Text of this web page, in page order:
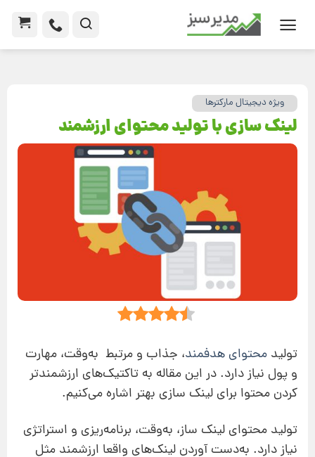
ویژه دیجیتال مارکترها
لینک سازی با تولید محتوای ارزشمند
تولید محتوای هدفمند، جذاب و مرتبط به‌وقت، مهارت
و پول نیاز دارد. در این مقاله به تاکتیک‌های ارزشمندتر
کردن محتوا برای لینک سازی بهتر اشاره می‌کنیم.
تولید محتوای لینک ‌ساز، به‌وقت، برنامه‌ریزی و استراتژی
نیاز دارد. به‌دست آوردن لینک‌های واقعا ارزشمند مثل